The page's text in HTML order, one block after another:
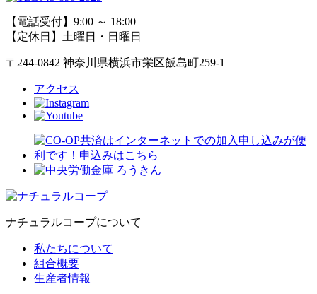
【電話受付】9:00 ～ 18:00
【定休日】土曜日・日曜日
〒244-0842 神奈川県横浜市栄区飯島町259-1
アクセス
ナチュラルコープについて
私たちについて
組合概要
生産者情報